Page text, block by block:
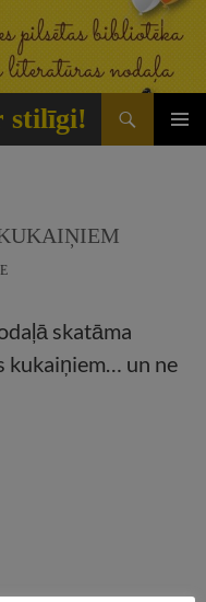
stilīgi!
skatāma
kukaiņiem… un ne